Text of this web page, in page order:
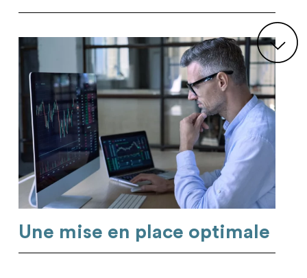
Une mise en place optimale